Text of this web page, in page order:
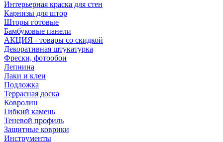
Интерьерная краска для стен
Карнизы для штор
Шторы готовые
Бамбуковые панели
АКЦИЯ - товары со скидкой
Декоративная штукатурка
Фрески, фотообои
Лепнина
Лаки и клеи
Подложка
Террасная доска
Ковролин
Гибкий камень
Теневой профиль
Защитные коврики
Инструменты